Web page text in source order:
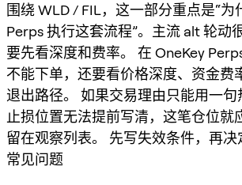
围绕 WLD / FIL，这一部分重点是“为
Perps 执行这套流程”。主流 alt 轮动
要先看深度和费率。 在 OneKey
不能下单，还要看价格深度、资金费
退出路径。 如果交易理由只能用一
止损位置无法提前写清，这笔仓位就
留在观察列表。 先写失效条件，再决
常见问题